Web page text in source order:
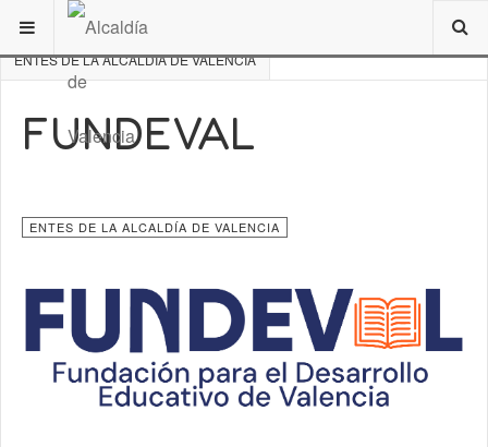
ESTÁ AQUÍ: DE INTERÉS
ENTES DE LA ALCALDÍA DE VALENCIA
FUNDEVAL
ENTES DE LA ALCALDÍA DE VALENCIA